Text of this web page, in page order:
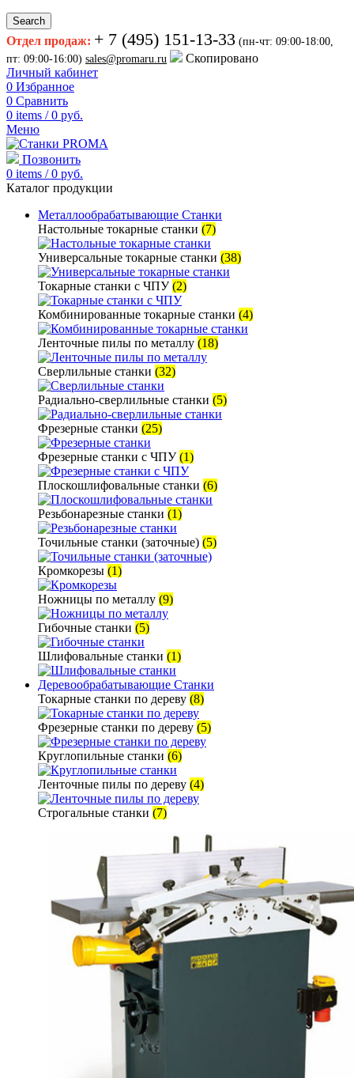
Search
Отдел продаж: + 7 (495) 151-13-33 (пн-чт: 09:00-18:00,
пт: 09:00-16:00) sales@promaru.ru
Скопировано
Личный кабинет
0 Избранное
0 Сравнить
0 items / 0 руб.
Меню
Позвонить
0 items / 0 руб.
Каталог продукции
Металлообрабатывающие Станки
Настольные токарные станки (7)
Универсальные токарные станки (38)
Токарные станки с ЧПУ(2)
Комбинированные токарные станки (4)
Ленточные пилы по металлу (18)
Сверлильные станки (32)
Радиально-сверлильные станки (5)
Фрезерные станки (25)
Фрезерные станки с ЧПУ(1)
Плоскошлифовальные станки (6)
Резьбонарезные станки (1)
Точильные станки (заточные) (5)
Кромкорезы (1)
Ножницы по металлу (9)
Гибочные станки (5)
Шлифовальные станки (1)
Деревообрабатывающие Станки
Токарные станки по дереву (8)
Фрезерные станки по дереву (5)
Круглопильные станки (6)
Ленточные пилы по дереву (4)
Строгальные станки (7)